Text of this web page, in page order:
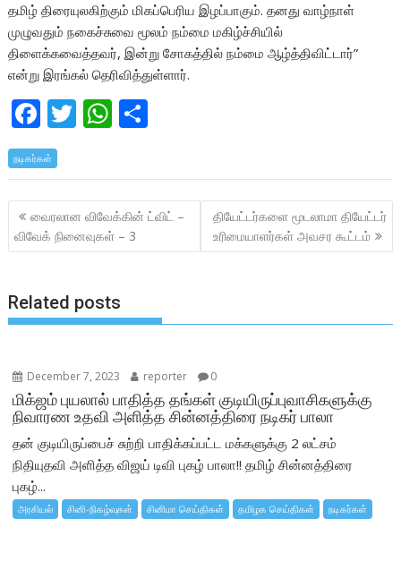
தமிழ் திரையுலகிற்கும் மிகப்பெரிய இழப்பாகும். தனது வாழ்நாள்
முழுவதும் நகைச்சுவை மூலம் நம்மை மகிழ்ச்சியில்
திளைக்கவைத்தவர், இன்று சோகத்தில் நம்மை ஆழ்த்திவிட்டார்”
என்று இரங்கல் தெரிவித்துள்ளார்.
F
ac
e
b
o
o
T
itt
er
W
at
s
A
p
ar
e
நடிகர்கள்
Post
navigation
வைரலான விவேக்கின் ட்விட் –
விவேக் நினைவுகள் – 3
தியேட்டர்களை மூடலாமா தியேட்டர்
உரிமையாளர்கள் அவசர கூட்டம்
Related posts
December 7, 2023 reporter 0
மிக்ஜம் புயலால் பாதித்த தங்கள் குடியிருப்புவாசிகளுக்கு
நிவாரண உதவி அளித்த சின்னத்திரை நடிகர் பாலா
தன் குடியிருப்பைச் சுற்றி பாதிக்கப்பட்ட மக்களுக்கு 2 லட்சம்
நிதியுதவி அளித்த விஜய் டிவி புகழ் பாலா!! தமிழ் சின்னத்திரை
புகழ்...
அரசியல் சினி-நிகழ்வுகள் சினிமா செய்திகள் தமிழக செய்திகள் நடிகர்கள்